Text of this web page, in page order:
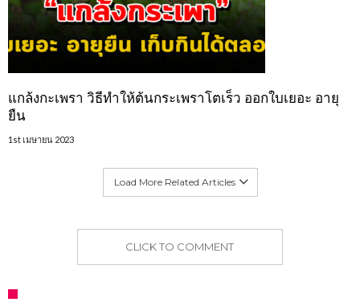
แกล้งกะเพรา วิธีทำให้ต้นกระเพราโตเร็ว ออกใบเยอะ อายุ
ยืน
1st เมษายน 2023
Load More Related Articles
CLICK TO COMMENT